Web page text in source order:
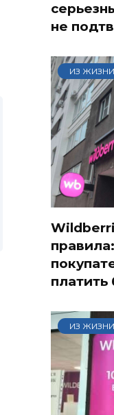
не
ИЗ ЖИЗНИ
ИЗ ЖИЗНИ